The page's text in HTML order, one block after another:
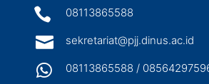
 08113865588
 sekretariat@pjj.dinus.ac.id
 08113865588 /